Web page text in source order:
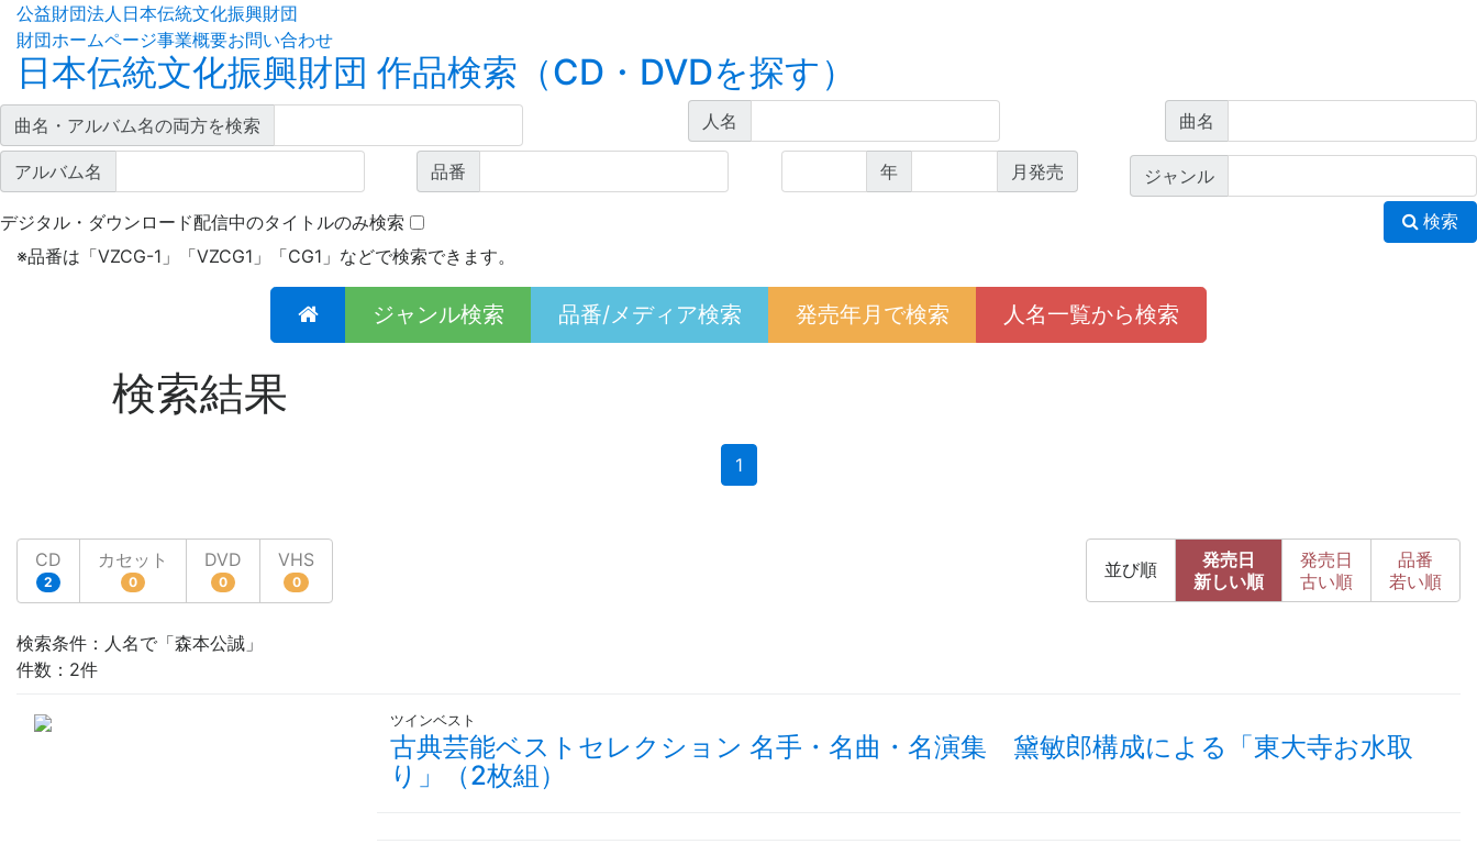
公益財団法人日本伝統文化振興財団
財団ホームページ事業概要お問い合わせ
日本伝統文化振興財団 作品検索（CD・DVDを探す）
曲名・アルバム名の両方を検索 人名 曲名
アルバム名 品番 年 月発売 ジャンル
デジタル・ダウンロード配信中のタイトルのみ検索 検索
※品番は「VZCG-1」「VZCG1」「CG1」などで検索できます。
ジャンル検索 品番/メディア検索 発売年月で検索 人名一覧から検索
検索結果
1(current)
CD
2
カセット
0
DVD
0
VHS
0
並び順
発売日
新しい順
発売日
古い順
品番
若い順
検索条件：人名で「森本公誠」
件数：2件
ツインベスト
古典芸能ベストセレクション 名手・名曲・名演集 黛敏郎構成による「東大寺お水取
り」（2枚組）